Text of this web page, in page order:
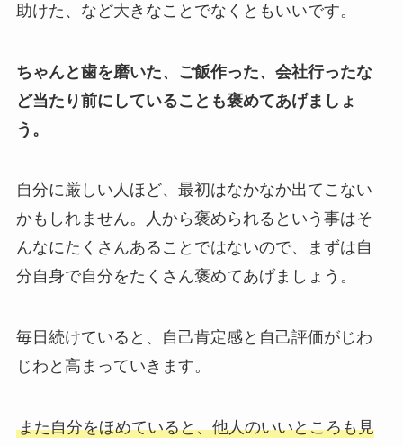
助けた、など大きなことでなくともいいです。
ちゃんと歯を磨いた、ご飯作った、会社行ったな
ど当たり前にしていることも褒めてあげましょ
う。
自分に厳しい人ほど、最初はなかなか出てこない
かもしれません。人から褒められるという事はそ
んなにたくさんあることではないので、まずは自
分自身で自分をたくさん褒めてあげましょう。
毎日続けていると、自己肯定感と自己評価がじわ
じわと高まっていきます。
また自分をほめていると、他人のいいところも見